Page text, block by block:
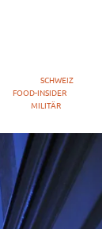
SCHWEIZ
FOOD-INSIDER
MILITÄR